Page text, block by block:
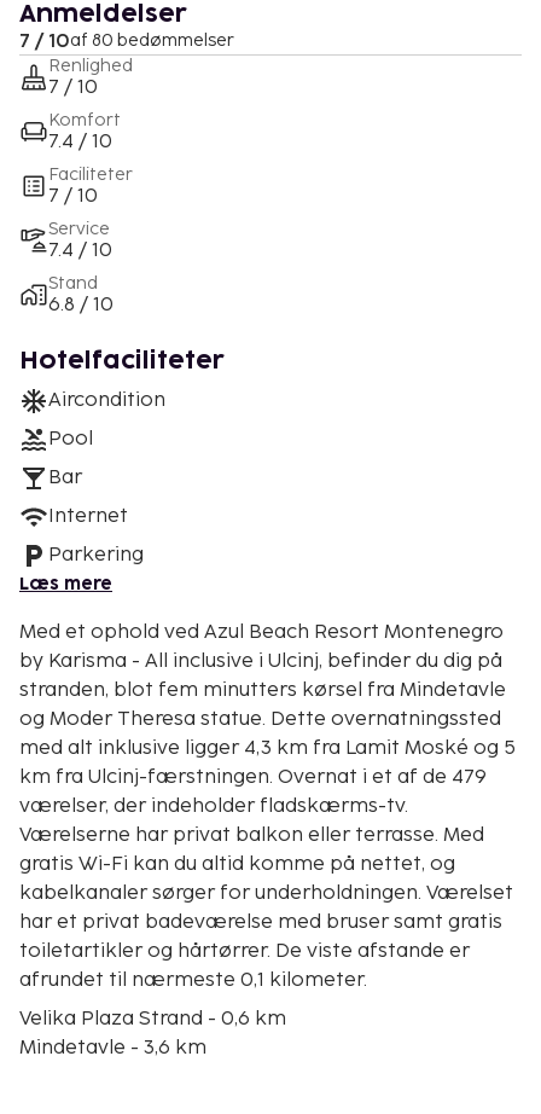
Anmeldelser
7 / 10af 80 bedømmelser
Renlighed
7 / 10
Komfort
7.4 / 10
Faciliteter
7 / 10
Service
7.4 / 10
Stand
6.8 / 10
Hotelfaciliteter
Aircondition
Pool
Bar
Internet
Parkering
Læs mere
Med et ophold ved Azul Beach Resort Montenegro
by Karisma - All inclusive i Ulcinj, befinder du dig på
stranden, blot fem minutters kørsel fra Mindetavle
og Moder Theresa statue. Dette overnatningssted
med alt inklusive ligger 4,3 km fra Lamit Moské og 5
km fra Ulcinj-færstningen. Overnat i et af de 479
værelser, der indeholder fladskærms-tv.
Værelserne har privat balkon eller terrasse. Med
gratis Wi-Fi kan du altid komme på nettet, og
kabelkanaler sørger for underholdningen. Værelset
har et privat badeværelse med bruser samt gratis
toiletartikler og hårtørrer. De viste afstande er
afrundet til nærmeste 0,1 kilometer.
Velika Plaza Strand - 0,6 km
Mindetavle - 3,6 km